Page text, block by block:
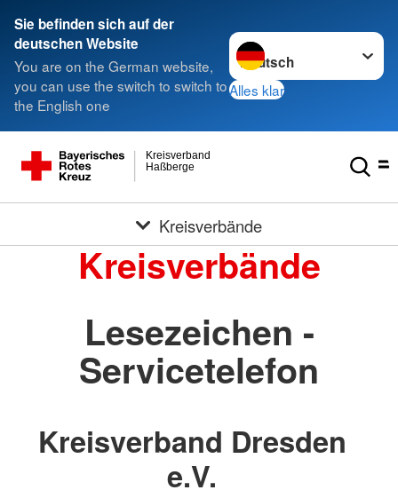
Sie befinden sich auf der
deutschen Website
You are on the German website,
you can use the switch to switch to
the English one
Sprache wechseln zu
Alles klar
Haßberge
Kreisverband
Kreisverbände
Kreisverbände
Lesezeichen -
Servicetelefon
Kreisverband Dresden
e.V.